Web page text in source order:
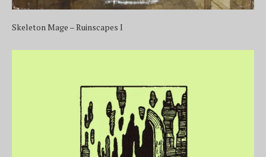
Skeleton Mage – Ruinscapes I